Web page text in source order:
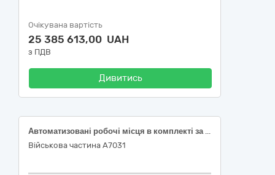
Очікувана вартість
25 385 613,00 UAH
з ПДВ
Дивитись
Автоматизовані робочі місця в комплекті за кодом ДК 021:2015: 30210000-4 Машини для обробки даних (апаратна частина)
Військова частина А7031